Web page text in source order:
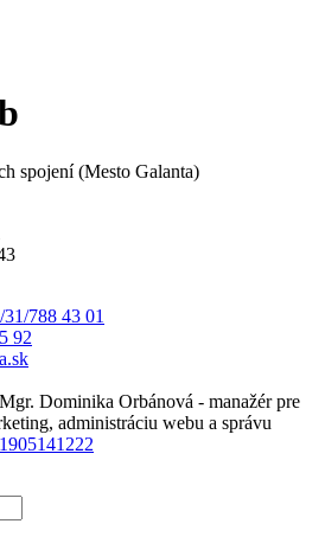
spojení (Mesto Galanta)
788 43 01
92
Dominika Orbánová - manažér pre
administráciu webu a správu